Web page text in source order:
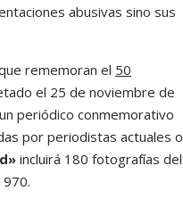
abusivas sino sus
rememoran el 50
el 25 de noviembre de
periódico conmemorativo
por periodistas actuales o
incluirá 180 fotografías del